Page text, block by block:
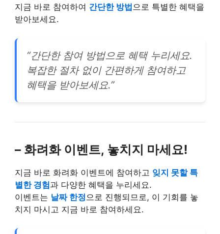
지금 바로 참여하여 간단한 방법 으로 특별한 혜택을
받아보세요.
“간단한 참여 방법으로 혜택 누리세요.
복잡한 절차 없이 간편하게 참여하고
혜택을 받아보세요.”
– 화려화 이벤트, 놓치지 마세요!
지금 바로 화려화 이벤트에 참여하고 잊지 못할 특
별한 경험과 다양한 혜택을 누리세요.
이벤트는 날짜 한정 으로 진행되므로, 이 기회를 놓
치지 마시고 지금 바로 참여하세요.